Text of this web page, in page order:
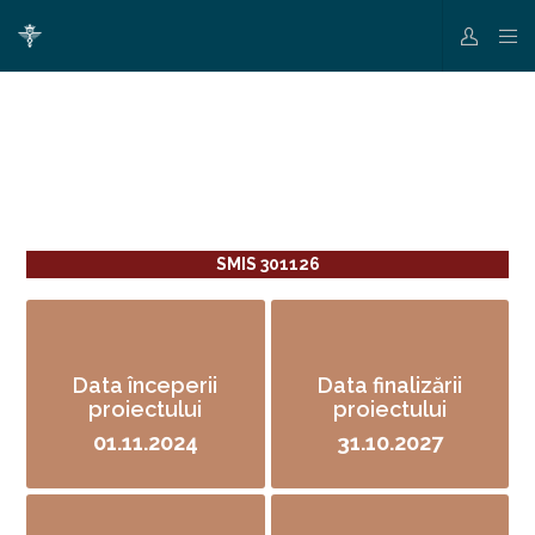
SMIS 301126
Data începerii
proiectului
01.11.2024
Data finalizării
proiectului
31.10.2027